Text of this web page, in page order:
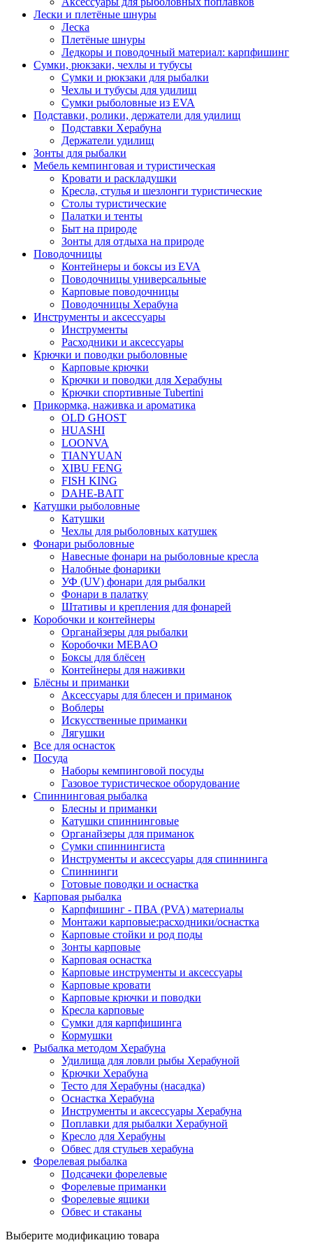
Лески и плетёные шнуры
Леска
Плетёные шнуры
Ледкоры и поводочный материал: карпфишинг
Сумки, рюкзаки, чехлы и тубусы
Сумки и рюкзаки для рыбалки
Чехлы и тубусы для удилищ
Сумки рыболовные из EVA
Подставки, ролики, держатели для удилищ
Подставки Херабуна
Держатели удилищ
Зонты для рыбалки
Мебель кемпинговая и туристическая
Кровати и раскладушки
Кресла, стулья и шезлонги туристические
Столы туристические
Палатки и тенты
Быт на природе
Зонты для отдыха на природе
Поводочницы
Контейнеры и боксы из EVA
Поводочницы универсальные
Карповые поводочницы
Поводочницы Херабуна
Инструменты и аксессуары
Инструменты
Расходники и аксессуары
Крючки и поводки рыболовные
Карповые крючки
Крючки и поводки для Херабуны
Крючки спортивные Tubertini
Прикормка, наживка и ароматика
OLD GHOST
HUASHI
LOONVA
TIANYUAN
XIBU FENG
FISH KING
DAHE-BAIT
Катушки рыболовные
Катушки
Чехлы для рыболовных катушек
Фонари рыболовные
Навесные фонари на рыболовные кресла
Налобные фонарики
УФ (UV) фонари для рыбалки
Фонари в палатку
Штативы и крепления для фонарей
Коробочки и контейнеры
Органайзеры для рыбалки
Коробочки MEBAO
Боксы для блёсен
Контейнеры для наживки
Блёсны и приманки
Аксессуары для блесен и приманок
Воблеры
Искусственные приманки
Лягушки
Все для оснасток
Посуда
Наборы кемпинговой посуды
Газовое туристическое оборудование
Спиннинговая рыбалка
Блесны и приманки
Катушки спиннинговые
Органайзеры для приманок
Сумки спиннингиста
Инструменты и аксессуары для спиннинга
Спиннинги
Готовые поводки и оснастка
Карповая рыбалка
Карпфишинг - ПВА (PVA) материалы
Монтажи карповые:расходники/оснастка
Карповые стойки и род поды
Зонты карповые
Карповая оснастка
Карповые инструменты и аксессуары
Карповые кровати
Карповые крючки и поводки
Кресла карповые
Сумки для карпфишинга
Кормушки
Рыбалка методом Херабуна
Удилища для ловли рыбы Херабуной
Крючки Херабуна
Тесто для Херабуны (насадка)
Оснастка Херабуна
Инструменты и аксессуары Херабуна
Поплавки для рыбалки Херабуной
Кресло для Херабуны
Обвес для стульев херабуна
Форелевая рыбалка
Подсачеки форелевые
Форелевые приманки
Форелевые ящики
Обвес и стаканы
Выберите модификацию товара